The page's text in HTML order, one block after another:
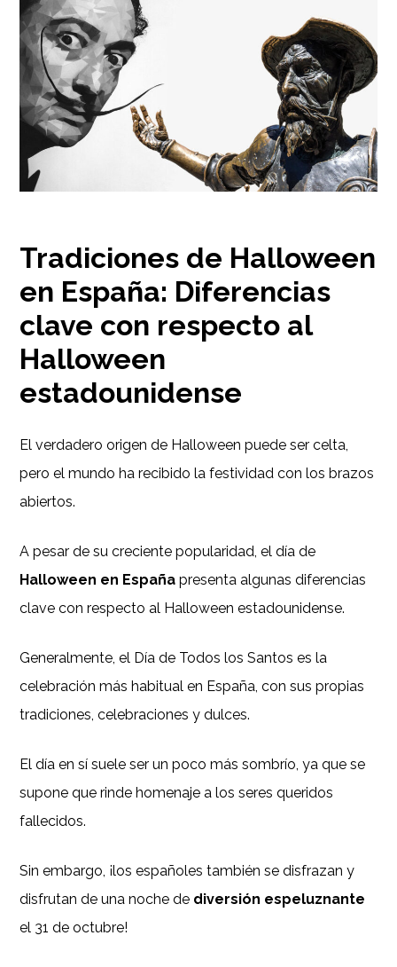
Tradiciones de Halloween
en España: Diferencias
clave con respecto al
Halloween
estadounidense
El verdadero origen de Halloween puede ser celta,
pero el mundo ha recibido la festividad con los brazos
abiertos.
A pesar de su creciente popularidad, el día de
Halloween en España presenta algunas diferencias
clave con respecto al Halloween estadounidense.
Generalmente, el Día de Todos los Santos es la
celebración más habitual en España, con sus propias
tradiciones, celebraciones y dulces.
El día en sí suele ser un poco más sombrío, ya que se
supone que rinde homenaje a los seres queridos
fallecidos.
Sin embargo, ¡los españoles también se disfrazan y
disfrutan de una noche de diversión espeluznante
el 31 de octubre!